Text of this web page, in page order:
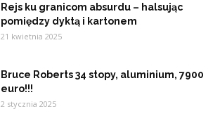
Rejs ku granicom absurdu – halsując
pomiędzy dyktą i kartonem
21 kwietnia 2025
Bruce Roberts 34 stopy, aluminium, 7900
euro!!!
2 stycznia 2025